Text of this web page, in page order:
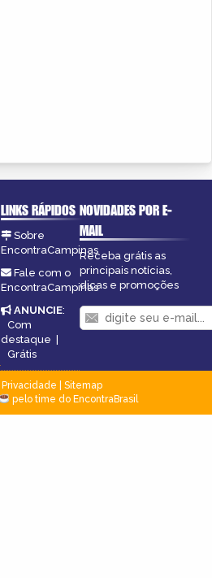
LINKS RÁPIDOS
Sobre
EncontraCampinas
Fale com o
EncontraCampinas
ANUNCIE:
Com
destaque |
Grátis
NOVIDADES POR E-
MAIL
Receba grátis as
principais notícias,
dicas e promoções
Privacidade
Sitemap
pelo time do EncontraBrasil